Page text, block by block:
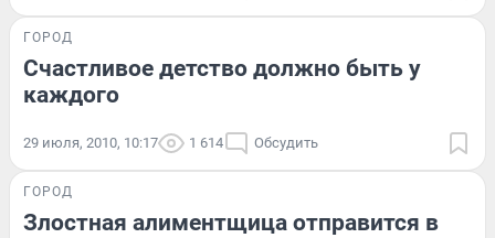
ГОРОД
Счастливое детство должно быть у
каждого
29 июля, 2010, 10:17 1 614 Обсудить
ГОРОД
Злостная алиментщица отправится в